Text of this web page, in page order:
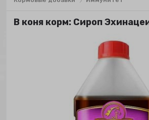
В коня корм: Сироп